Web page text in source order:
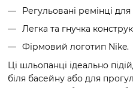
Регульовані ремінці
Легка та гнучка
Фірмовий логотип Nike.
Ці шльопанці ідеально
біля басейну або для